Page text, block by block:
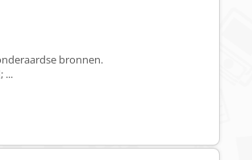
bronnen.
...